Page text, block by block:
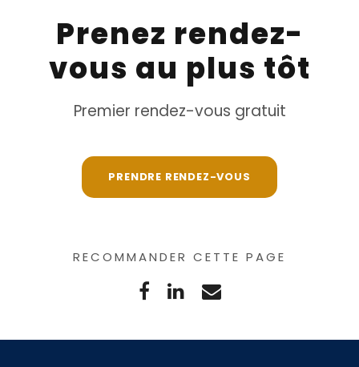
Prenez rendez-
vous au plus tôt
Premier rendez-vous gratuit
PRENDRE RENDEZ-VOUS
RECOMMANDER CETTE PAGE